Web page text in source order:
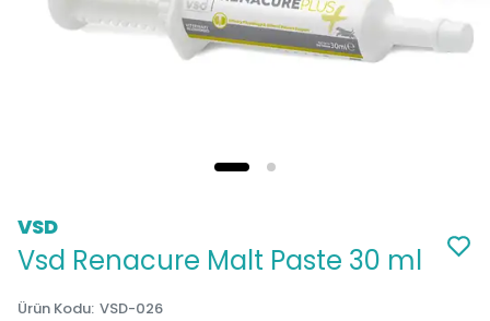
VSD
Vsd Renacure Malt Paste 30 ml
Ürün Kodu: VSD-026